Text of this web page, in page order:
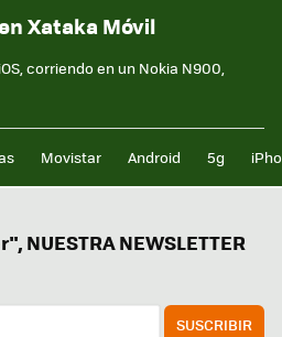
Xataka Móvil
corriendo en un Nokia N900,
Movistar Android 5g
NUESTRA NEWSLETTER
SUSCRIBIR